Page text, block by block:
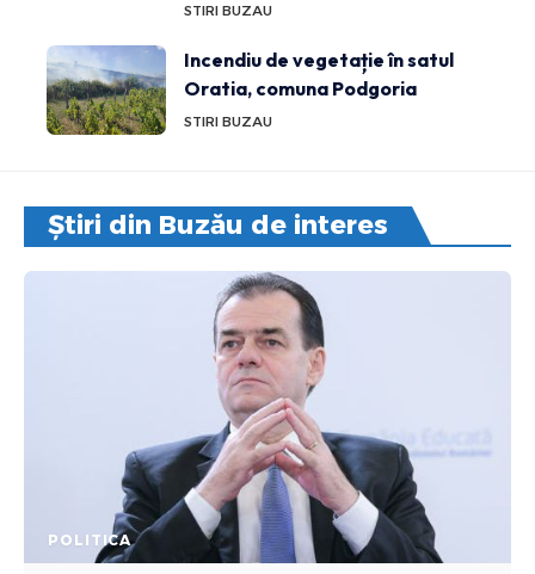
STIRI BUZAU
Incendiu de vegetație în satul
Oratia, comuna Podgoria
STIRI BUZAU
Știri din Buzău de interes
POLITICA